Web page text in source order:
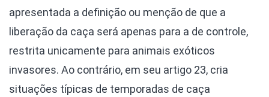
apresentada a definição ou menção de que a
liberação da caça será apenas para a de controle,
restrita unicamente para animais exóticos
invasores. Ao contrário, em seu artigo 23, cria
situações típicas de temporadas de caça